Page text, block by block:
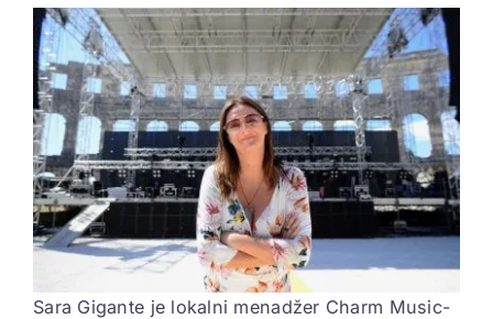
ELEKTROPIONIR
BEZ STRAHA
View
Larger
Image
Sara Gigante je lokalni menadžer Charm Music-